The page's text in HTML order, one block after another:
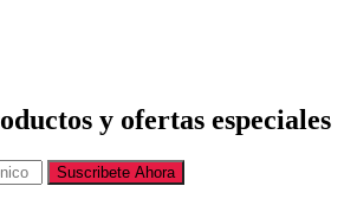
y ofertas especiales
Suscribete Ahora